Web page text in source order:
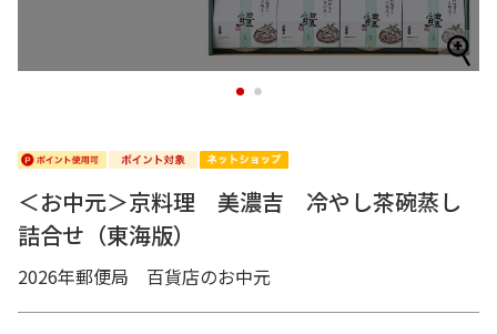
1 2
＜お中元＞京料理 美濃吉 冷やし茶碗蒸し
詰合せ（東海版）
2026年郵便局 百貨店のお中元